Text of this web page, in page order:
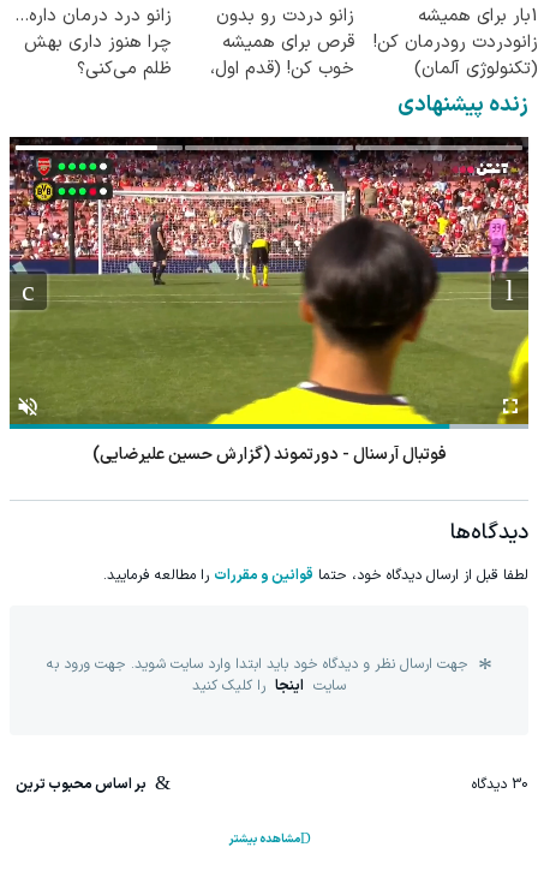
1بار برای همیشه
زانودردت رودرمان کن!
(تکنولوژی آلمان)
◂پرسشنامه▸
زانو دردت رو بدون
قرص برای همیشه
خوب کن! (قدم اول،
زانو درد درمان داره…
چرا هنوز داری بهش
ظلم می‌کنی؟
زنده پیشنهادی
فوتبال آرسنال - دورتموند (گزارش حسین علیرضایی)
دیدگاه‌ها
لطفا قبل از ارسال دیدگاه خود، حتما قوانین و مقررات را مطالعه فرمایید.
جهت ارسال نظر و دیدگاه خود باید ابتدا وارد سایت شوید. جهت ورود به
سایت اینجا را کلیک کنید
30 دیدگاه بر اساس محبوب ترین
مشاهده بیشتر